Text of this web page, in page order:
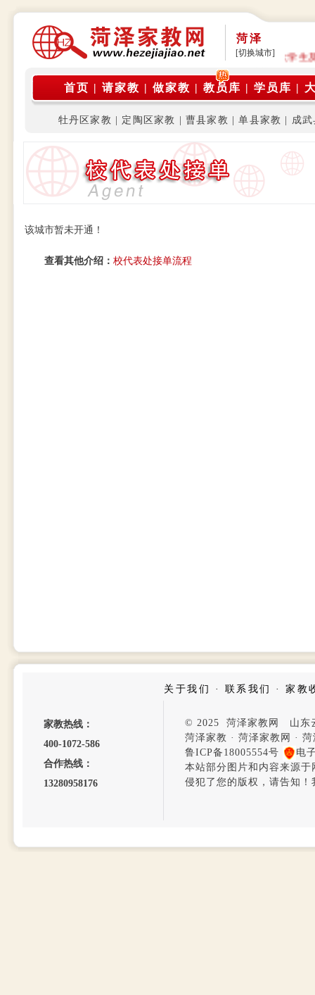
菏泽
[切换城市]
公告: 本平台是由在校大学生家教团体运营，旨为在校大学生
首页 | 请家教 | 做家教 | 教员库 | 学员库 |
牡丹区家教 定陶区家教 |曹县家教 |单县家教 成
该城市暂未开通！
查看其他介绍： 校代表处接单流程
关于我们 · 联系我们 ·家教
家教热线：
400-1072-586
合作热线：
13280958176
© 2025 菏泽家教网 山东
菏泽家教 · 菏泽家教网 · 菏
鲁ICP备18005554号
电
本站部分图片和内容来源
侵犯了您的版权，请告知！